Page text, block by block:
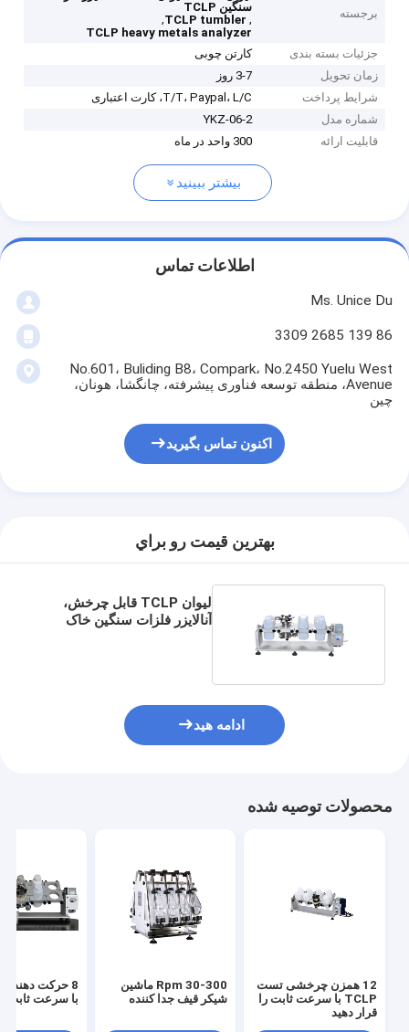
برجسته
سنگین TCLP
,
TCLP tumbler
,
TCLP heavy metals analyzer
جزئیات بسته بندی
کارتن چوبی
زمان تحویل
3-7 روز
شرایط پرداخت
T/T، Paypal، L/C، کارت اعتباری
شماره مدل
YKZ-06-2
قابلیت ارائه
300 واحد در ماه
بیشتر ببینید
اطلاعات تماس
Ms. Unice Du
86 139 2685 3309
No.601، Buliding B8، Compark، No.2450 Yuelu West
Avenue، منطقه توسعه فناوری پیشرفته، چانگشا، هونان،
چین
اکنون تماس بگیرید
بهترين قيمت رو براي
لیوان TCLP قابل چرخش،
آنالایزر فلزات سنگین خاک
ادامه هید
محصولات توصیه شده
12 همزن چرخشی تست
TCLP با سرعت ثابت را
قرار دهید
30-300 Rpm ماشین
شیکر قیف جدا کننده
8 حرکت
با سرعت ثابت